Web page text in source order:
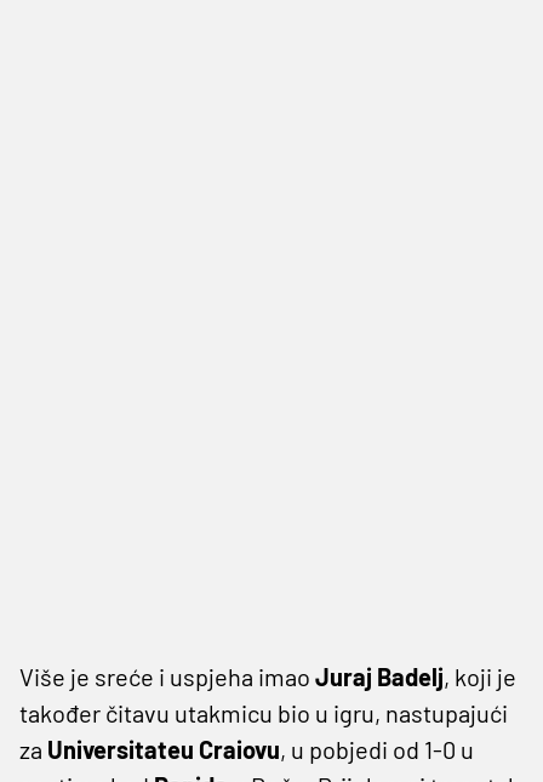
Više je sreće i uspjeha imao Juraj Badelj, koji je
također čitavu utakmicu bio u igru, nastupajući
za Universitateu Craiovu, u pobjedi od 1-0 u